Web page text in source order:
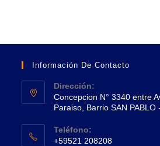
Información De Contacto
Dirección:
Concepcion N° 3340 entre
Paraiso, Barrio SAN PABLO
abre
Teléfono:
+59521 208208